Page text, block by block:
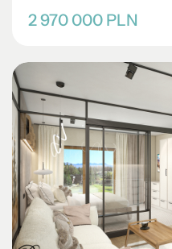
2 970 000 PLN